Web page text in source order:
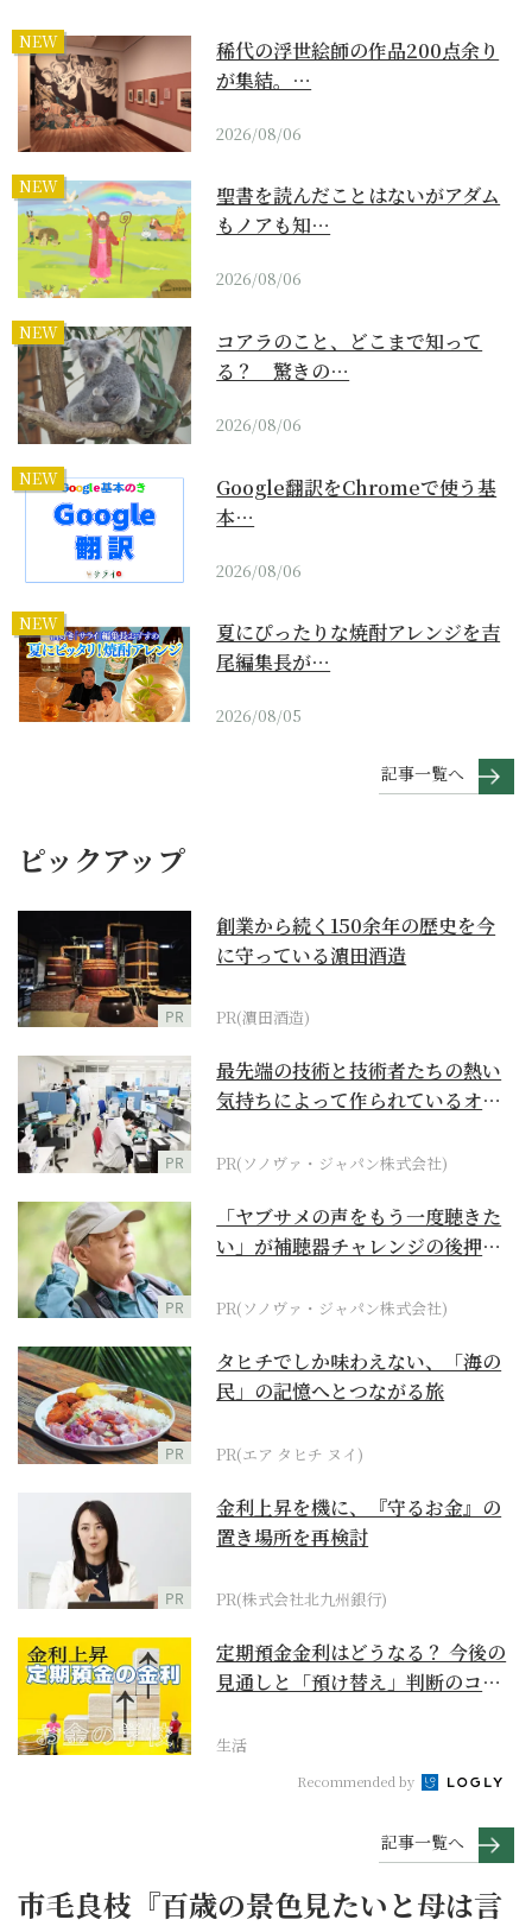
NEW
稀代の浮世絵師の作品200点余り
が集結。…
2026/08/06
NEW
聖書を読んだことはないがアダム
もノアも知…
2026/08/06
NEW
コアラのこと、どこまで知って
る？ 驚きの…
2026/08/06
NEW
Google翻訳をChromeで使う基
本…
2026/08/06
NEW
夏にぴったりな焼酎アレンジを吉
尾編集長が…
2026/08/05
記事一覧へ
ピックアップ
PR
創業から続く150余年の歴史を今
に守っている濵田酒造
PR(濵田酒造)
PR
最先端の技術と技術者たちの熱い
気持ちによって作られているオー
PR(ソノヴァ・ジャパン株式会社)
PR
「ヤブサメの声をもう一度聴きた
い」が補聴器チャレンジの後押し
PR(ソノヴァ・ジャパン株式会社)
PR
タヒチでしか味わえない、「海の
民」の記憶へとつながる旅
PR(エア タヒチ ヌイ)
PR
金利上昇を機に、『守るお金』の
置き場所を再検討
PR(株式会社北九州銀行)
定期預金金利はどうなる？ 今後の
見通しと「預け替え」判断のコツ
生活
Recommended by
記事一覧へ
市毛良枝『百歳の景色見たいと母は言